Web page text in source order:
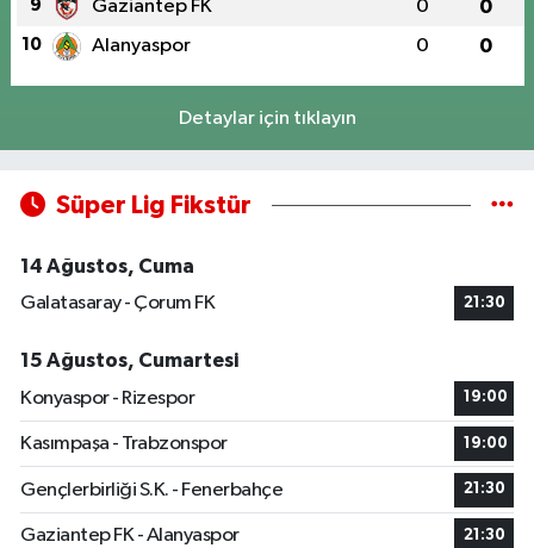
9 Gaziantep FK 0 0
10 Alanyaspor 0 0
Detaylar için tıklayın
Süper Lig Fikstür
14 Ağustos, Cuma
Galatasaray - Çorum FK
21:30
15 Ağustos, Cumartesi
Konyaspor - Rizespor
19:00
Kasımpaşa - Trabzonspor 19:00
Gençlerbirliği S.K. - Fenerbahçe 21:30
Gaziantep FK - Alanyaspor 21:30